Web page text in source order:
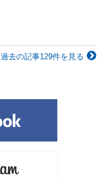
過去の記事129件を見る